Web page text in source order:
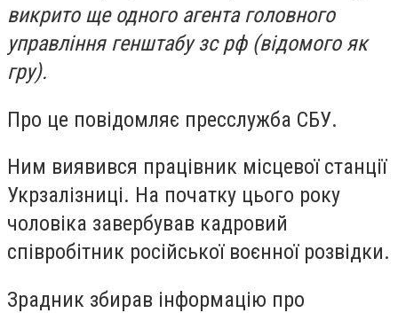
викрито ще одного агента головного
управління генштабу зс рф (відомого як
гру).
Про це повідомляє пресслужба СБУ.
Ним виявився працівник місцевої станції
Укрзалізниці. На початку цього року
чоловіка завербував кадровий
співробітник російської воєнної розвідки.
Зрадник збирав інформацію про